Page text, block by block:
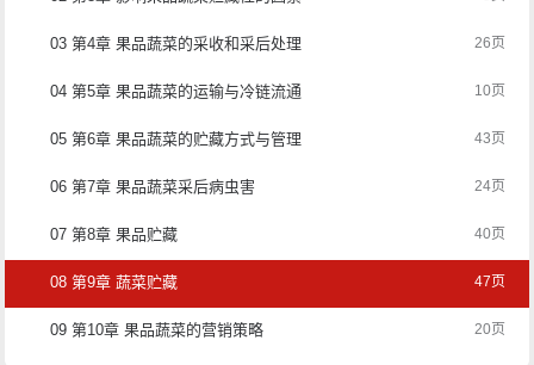
03 第4章 果品蔬菜的采收和采后处理 26页
04 第5章 果品蔬菜的运输与冷链流通 10页
05 第6章 果品蔬菜的贮藏方式与管理 43页
06 第7章 果品蔬菜采后病虫害 24页
07 第8章 果品贮藏 40页
08 第9章 蔬菜贮藏 47页
09 第10章 果品蔬菜的营销策略 20页